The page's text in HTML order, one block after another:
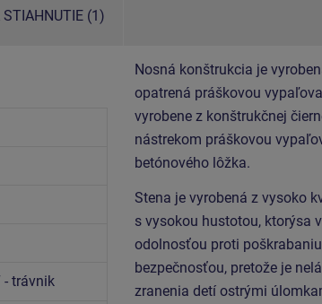
STIAHNUTIE (1)
- trávnik
Nosná konštrukcia je
opatrená práškovou
vyrobene z konštrukčnej
nástrekom práškovou
betónového lôžka.
Stena je vyrobená z vysoko
s vysokou hustotou, ktorýsa
odolnosťou proti
bezpečnosťou, pretože je
zranenia detí ostrými